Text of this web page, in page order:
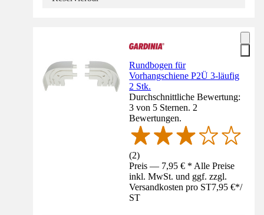
Rundbogen für
Vorhangschiene P2Ü 3-läufig
2 Stk.
Durchschnittliche Bewertung:
3 von 5 Sternen. 2
Bewertungen.
(2)
Preis — 7,95 € * Alle Preise
inkl. MwSt. und ggf. zzgl.
Versandkosten pro ST7,95 €*/
ST